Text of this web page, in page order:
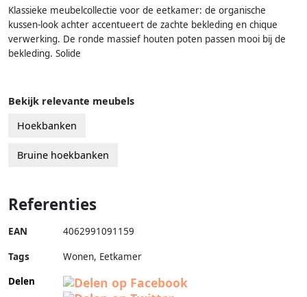
Klassieke meubelcollectie voor de eetkamer: de organische
kussen-look achter accentueert de zachte bekleding en chique
verwerking. De ronde massief houten poten passen mooi bij de
bekleding. Solide
Bekijk relevante meubels
Hoekbanken
Bruine hoekbanken
Referenties
EAN 4062991091159
Tags
Wonen, Eetkamer
Delen